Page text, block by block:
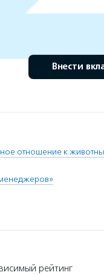
Внести
отношение к
рейтинг